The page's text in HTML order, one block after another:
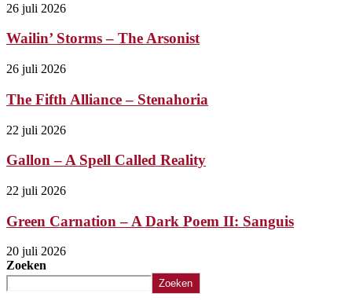
26 juli 2026
Wailin’ Storms – The Arsonist
26 juli 2026
The Fifth Alliance – Stenahoria
22 juli 2026
Gallon – A Spell Called Reality
22 juli 2026
Green Carnation – A Dark Poem II: Sanguis
20 juli 2026
Zoeken
Zoeken